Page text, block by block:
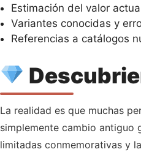
Estimación del valor
Variantes conocidas y
Referencias a catálogos
La realidad es que muchas
simplemente cambio antiguo
limitadas conmemorativas y